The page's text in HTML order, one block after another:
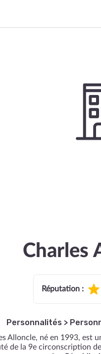
Charles
Réputation :
Personnalités>
Alloncle, né en 1993, est
de la 9e circonscription